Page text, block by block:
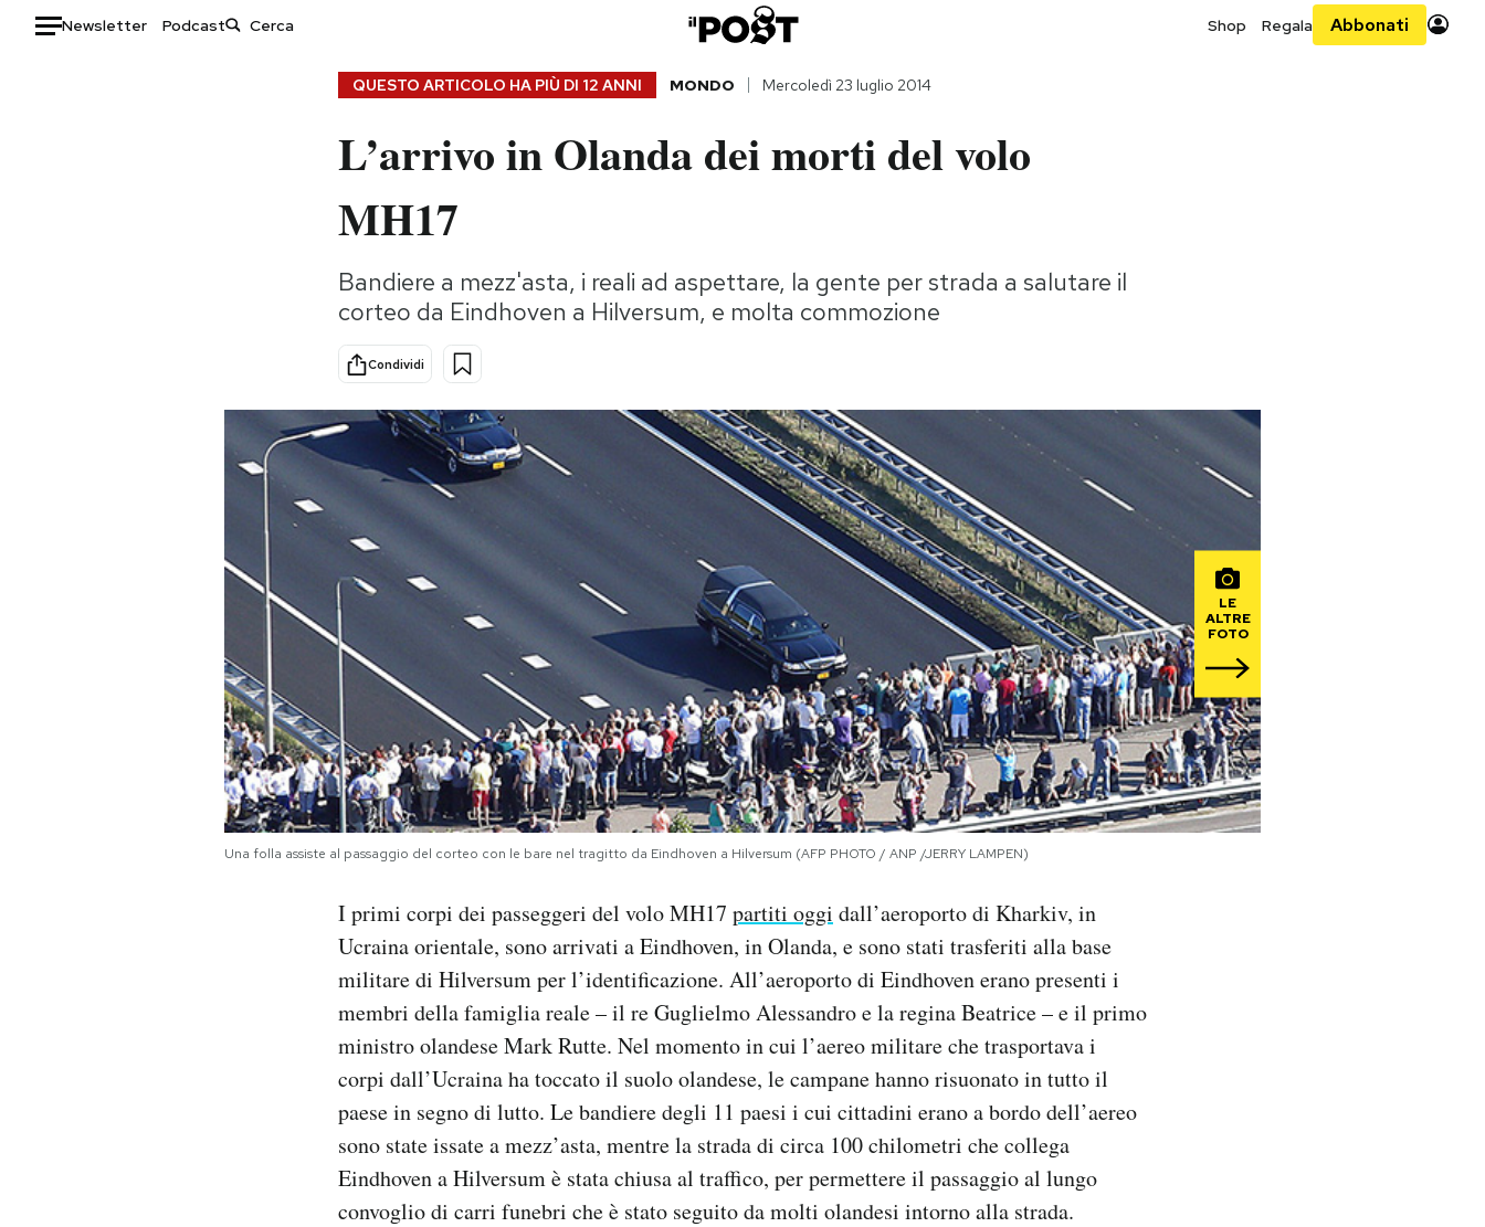
Newsletter Podcast Shop Regala Abbonati
Storie/Idee
Ok Boomer!
Altrecose
Mondiali calcio 2026
QUESTO ARTICOLO HA PIÙ DI 12 ANNI MONDO Mercoledì 23 luglio 2014
L’arrivo in Olanda dei morti del volo
MH17
Bandiere a mezz'asta, i reali ad aspettare, la gente per strada a salutare il
corteo da Eindhoven a Hilversum, e molta commozione
Condividi
LE
ALTRE
FOTO
Una folla assiste al passaggio del corteo con le bare nel tragitto da Eindhoven a Hilversum (AFP PHOTO / ANP /JERRY LAMPEN)
I primi corpi dei passeggeri del volo MH17 partiti oggi dall’aeroporto di Kharkiv, in
Ucraina orientale, sono arrivati a Eindhoven, in Olanda, e sono stati trasferiti alla base
militare di Hilversum per l’identificazione. All’aeroporto di Eindhoven erano presenti i
membri della famiglia reale – il re Guglielmo Alessandro e la regina Beatrice – e il primo
ministro olandese Mark Rutte. Nel momento in cui l’aereo militare che trasportava i
corpi dall’Ucraina ha toccato il suolo olandese, le campane hanno risuonato in tutto il
paese in segno di lutto. Le bandiere degli 11 paesi i cui cittadini erano a bordo dell’aereo
sono state issate a mezz’asta, mentre la strada di circa 100 chilometri che collega
Eindhoven a Hilversum è stata chiusa al traffico, per permettere il passaggio al lungo
convoglio di carri funebri che è stato seguito da molti olandesi intorno alla strada.